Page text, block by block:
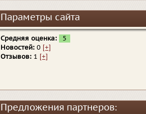
Параметры сайта
Средняя оценка:
5
Новостей: 0 [+]
Отзывов: 1 [+]
Предложения партнеров: